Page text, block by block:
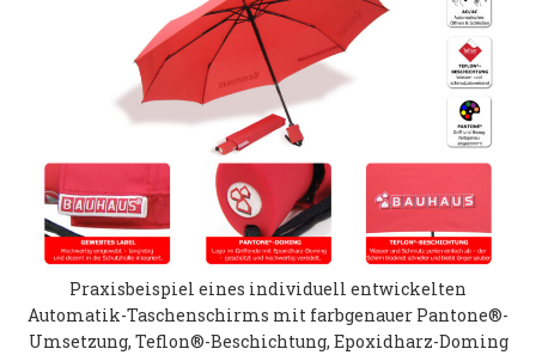
Praxisbeispiel eines individuell entwickelten
Automatik-Taschenschirms mit farbgenauer Pantone®-
Umsetzung, Teflon®-Beschichtung, Epoxidharz-Doming